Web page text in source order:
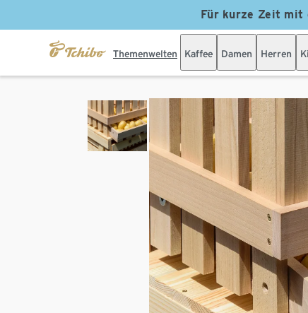
Für kurze Zeit mit
Themenwelten Kaffee Damen Herren